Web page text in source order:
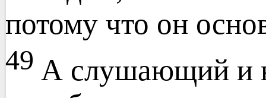
потому что он
49 А слушающий и